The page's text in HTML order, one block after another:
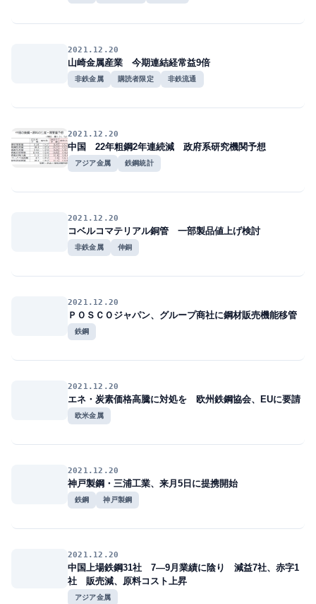
2021.12.20
山崎金属産業 今期連結経常益9倍
非鉄金属 購読者限定 非鉄流通
2021.12.20
中国 22年粗鋼2年連続減 政府系研究機関予想
アジア金属 鉄鋼統計
2021.12.20
コベルコマテリアル銅管 一部製品値上げ検討
非鉄金属 伸銅
2021.12.20
ＰＯＳＣＯジャパン、グループ商社に鋼材販売機能移管
鉄鋼
2021.12.20
エネ・炭素価格高騰に対処を 欧州鉄鋼協会、EUに要請
欧米金属
2021.12.20
神戸製鋼・三浦工業、来月5日に提携開始
鉄鋼 神戸製鋼
2021.12.20
中国上場鉄鋼31社 7―9月業績に陰り 減益7社、赤字1
社 販売減、原料コスト上昇
アジア金属